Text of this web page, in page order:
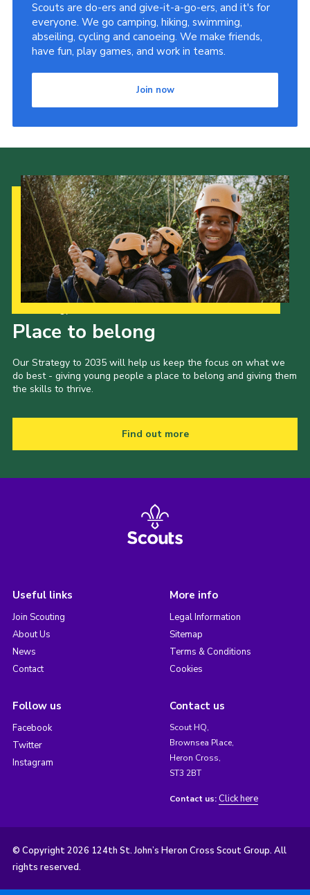
Scouts are do-ers and give-it-a-go-ers, and it's for
everyone. We go camping, hiking, swimming,
abseiling, cycling and canoeing. We make friends,
have fun, play games, and work in teams.
Join now
Place to belong
Our Strategy to 2035 will help us keep the focus on what we
do best - giving young people a place to belong and giving them
the skills to thrive.
Find out more
Useful links
Join Scouting
About Us
News
Contact
More info
Legal Information
Sitemap
Terms & Conditions
Cookies
Follow us
Facebook
Twitter
Instagram
Contact us
Scout HQ,
Brownsea Place,
Heron Cross,
ST3 2BT
Contact us: Click here
© Copyright 2026 124th St. John’s Heron Cross Scout Group. All
rights reserved.